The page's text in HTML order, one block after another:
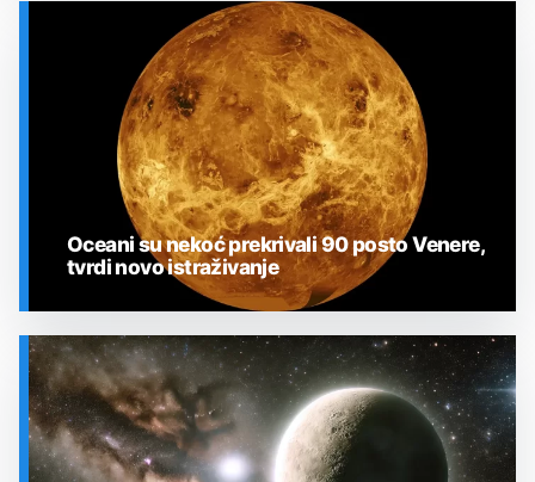
SVEMIR
Oceani su nekoć prekrivali 90 posto Venere,
tvrdi novo istraživanje